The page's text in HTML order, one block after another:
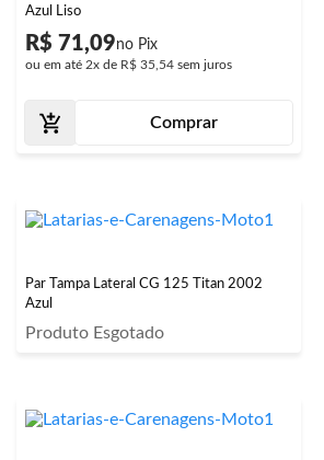
Azul Liso
R$ 71,09
ou em até 2x de R$ 35,54 sem juros
Comprar
Par Tampa Lateral CG 125 Titan 2002
Azul
Produto Esgotado